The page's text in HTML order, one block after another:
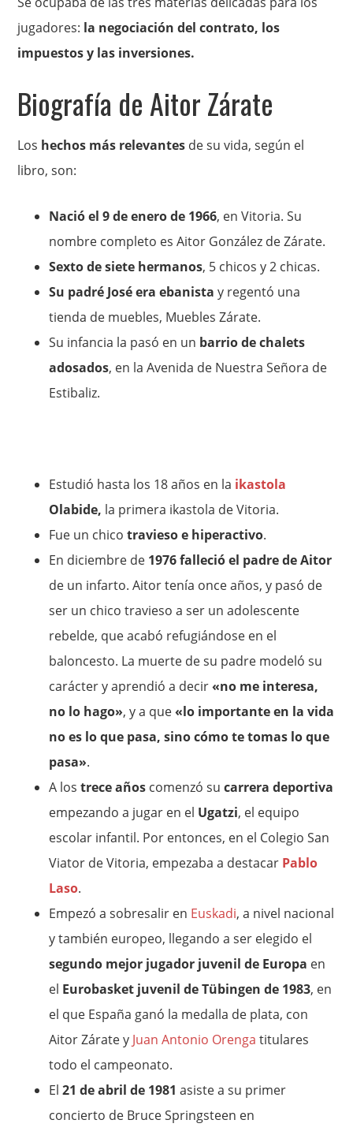
jugadores: la negociación del contrato, los
impuestos y las inversiones.
Biografía de Aitor Zárate
Los hechos más relevantes de su vida, según el
libro, son:
Nació el 9 de enero de 1966, en Vitoria. Su
nombre completo es Aitor González de Zárate.
Sexto de siete hermanos, 5 chicos y 2 chicas.
Su padré José era ebanista y regentó una
tienda de muebles, Muebles Zárate.
Su infancia la pasó en un barrio de chalets
adosados, en la Avenida de Nuestra Señora de
Estibaliz.
Estudió hasta los 18 años en la ikastola
Olabide, la primera ikastola de Vitoria.
Fue un chicotravieso e hiperactivo.
En diciembre de 1976 falleció el padre de Aitor
de un infarto. Aitor tenía once años, y pasó de
ser un chico travieso a ser un adolescente
rebelde, que acabó refugiándose en el
baloncesto. La muerte de su padre modeló su
carácter y aprendió a decir«no me interesa,
no lo hago», y a que«lo importante en la vida
no es lo que pasa, sino cómo te tomas lo que
pasa».
A los trece años comenzó sucarrera deportiva
empezando a jugar en el Ugatzi, el equipo
escolar infantil. Por entonces, en el Colegio San
Viator de Vitoria, empezaba a destacar Pablo
Laso.
Empezó a sobresalir en Euskadi, a nivel nacional
y también europeo, llegando a ser elegido el
segundo mejor jugador juvenil de Europa en
el Eurobasket juvenil de Tübingen de 1983, en
el que España ganó la medalla de plata, con
Aitor Zárate y Juan Antonio Orenga titulares
todo el campeonato.
El21 de abril de 1981 asiste a su primer
concierto de Bruce Springsteen en